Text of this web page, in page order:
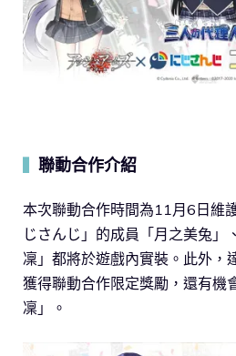
聯動合作介紹
本次聯動合作時間為11月6日維
じさんじ」的成員「月之美兔」
凜」都將於遊戲內實裝。此外，
獲得聯動合作限定獎勵，還有
凜」。